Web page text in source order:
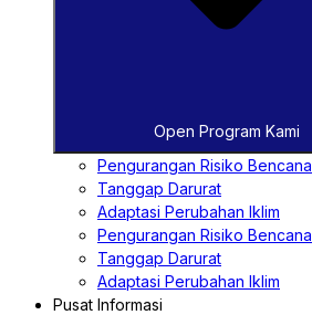
Open Program Kami
Pengurangan Risiko Bencana
Tanggap Darurat
Adaptasi Perubahan Iklim
Pengurangan Risiko Bencana
Tanggap Darurat
Adaptasi Perubahan Iklim
Pusat Informasi